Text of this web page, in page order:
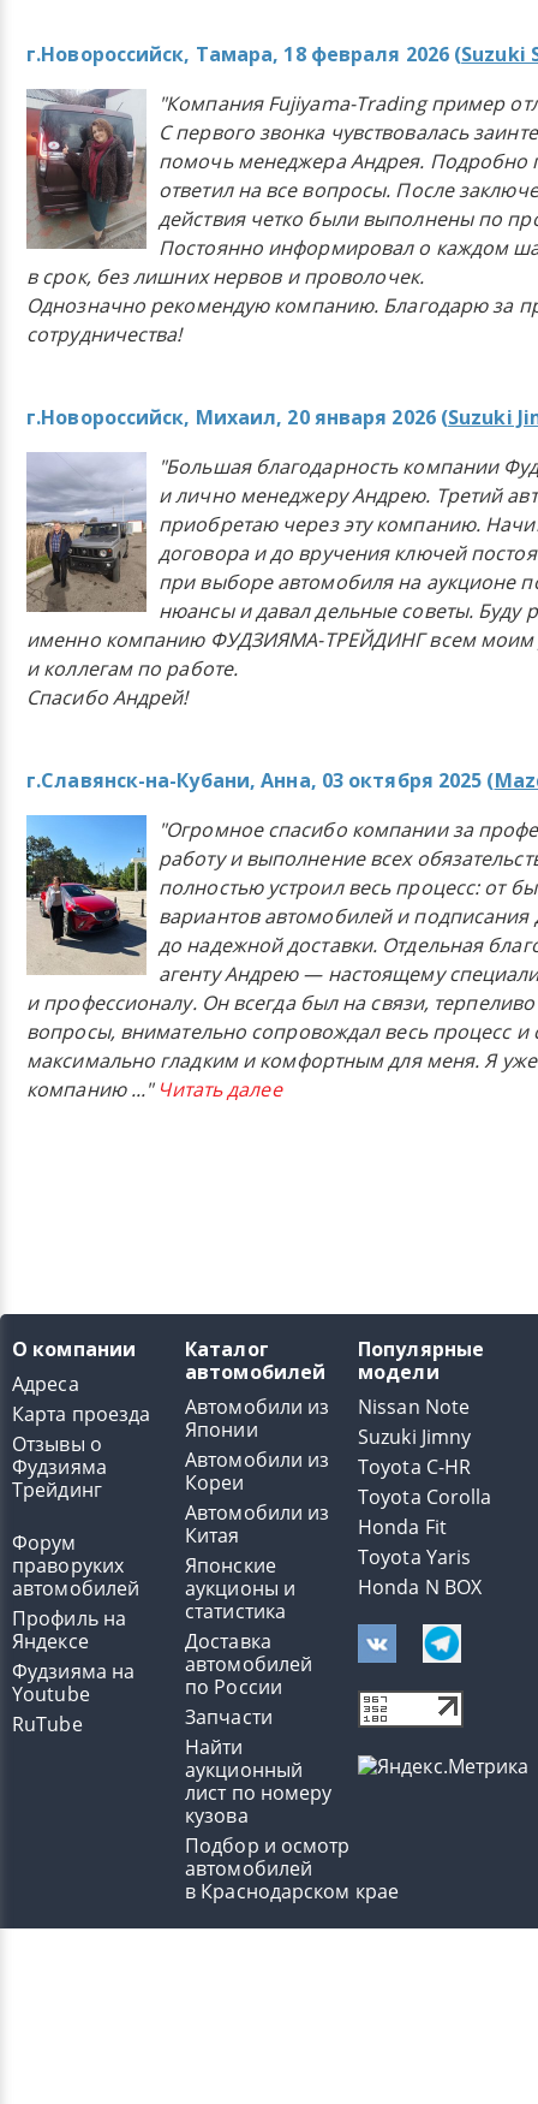
г.Новороссийск, Тамара, 18 февраля 2026 (Suzuki
"Компания Fujiyama-Trading пример
С первого звонка чувствовалась
помочь менеджера Андрея. Подробно
ответил на все вопросы. После
действия четко были выполнены по
Постоянно информировал о каждом
в срок, без лишних нервов и проволочек.
Однозначно рекомендую компанию. Благодарю за
сотрудничества!
г.Новороссийск, Михаил, 20 января 2026 (Suzuki
"Большая благодарность компании
и лично менеджеру Андрею. Третий
приобретаю через эту компанию.
договора и до вручения ключей
при выборе автомобиля на аукционе
нюансы и давал дельные советы. Буду
именно компанию ФУДЗИЯМА-ТРЕЙДИНГ всем моим
и коллегам по работе.
Спасибо Андрей!
г.Славянск-на-Кубани, Анна, 03 октября 2025 (
"Огромное спасибо компании за
работу и выполнение всех
полностью устроил весь процесс: от
вариантов автомобилей и подписания
до надежной доставки. Отдельная
агенту Андрею — настоящему
и профессионалу. Он всегда был на связи,
вопросы, внимательно сопровождал весь процесс и
максимально гладким и комфортным для меня. Я
компанию..." Читать далее
О компании
Адреса
Карта проезда
Отзывы о
Фудзияма
Трейдинг
Форум
праворуких
автомобилей
Профиль на
Яндексе
Фудзияма на
Youtube
RuTube
Каталог
автомобилей
Автомобили из
Японии
Автомобили из
Кореи
Автомобили из
Китая
Японские
аукционы и
статистика
Доставка
автомобилей
по России
Запчасти
Найти
аукционный
лист по номеру
кузова
Подбор и осмотр
автомобилей
в Краснодарском крае
Популярные
модели
Nissan Note
Suzuki Jimny
Toyota C-HR
Toyota Corolla
Honda Fit
Toyota Yaris
Honda N BOX